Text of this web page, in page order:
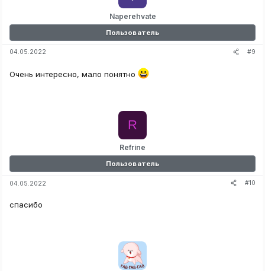
Naperehvate
Пользователь
04.05.2022 #9
Очень интересно, мало понятно
Refrine
R
Пользователь
04.05.2022 #10
спасибо